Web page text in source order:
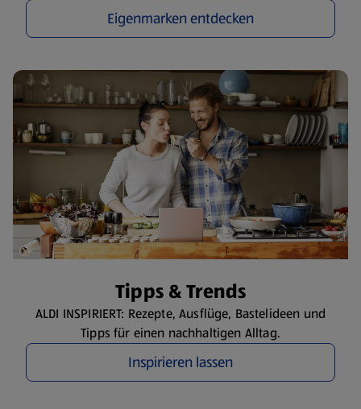
Eigenmarken entdecken
​Tipps & Trends
ALDI INSPIRIERT: Rezepte, Ausflüge, Bastelideen und
Tipps für einen nachhaltigen Alltag.
Inspirieren lassen